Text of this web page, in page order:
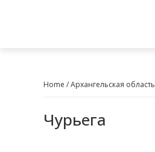
Home /Архангельская область
Чурьега